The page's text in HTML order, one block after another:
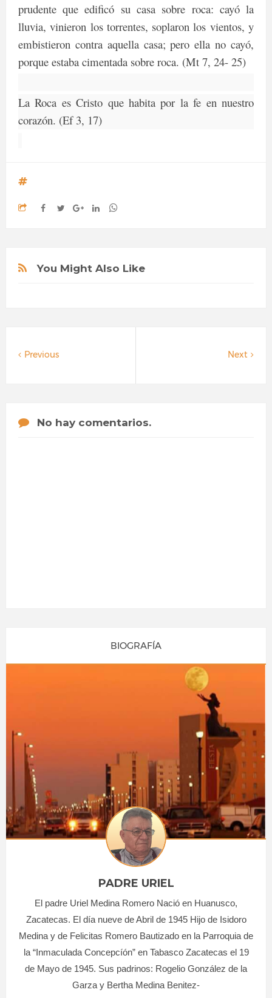
prudente que edificó su casa sobre roca: cayó la
lluvia, vinieron los torrentes, soplaron los vientos, y
embistieron contra aquella casa; pero ella no cayó,
porque estaba cimentada sobre roca. (Mt 7, 24- 25)
La Roca es Cristo que habita por la fe en nuestro
corazón. (Ef 3, 17)
You Might Also Like
Next
Previous
No hay comentarios.
BIOGRAFÍA
PADRE URIEL
El padre Uriel Medina Romero Nació en Huanusco,
Zacatecas. El día nueve de Abril de 1945 Hijo de Isidoro
Medina y de Felicitas Romero Bautizado en la Parroquia de
la “Inmaculada Concepcíón” en Tabasco Zacatecas el 19
de Mayo de 1945. Sus padrinos: Rogelio González de la
Garza y Bertha Medina Benitez-